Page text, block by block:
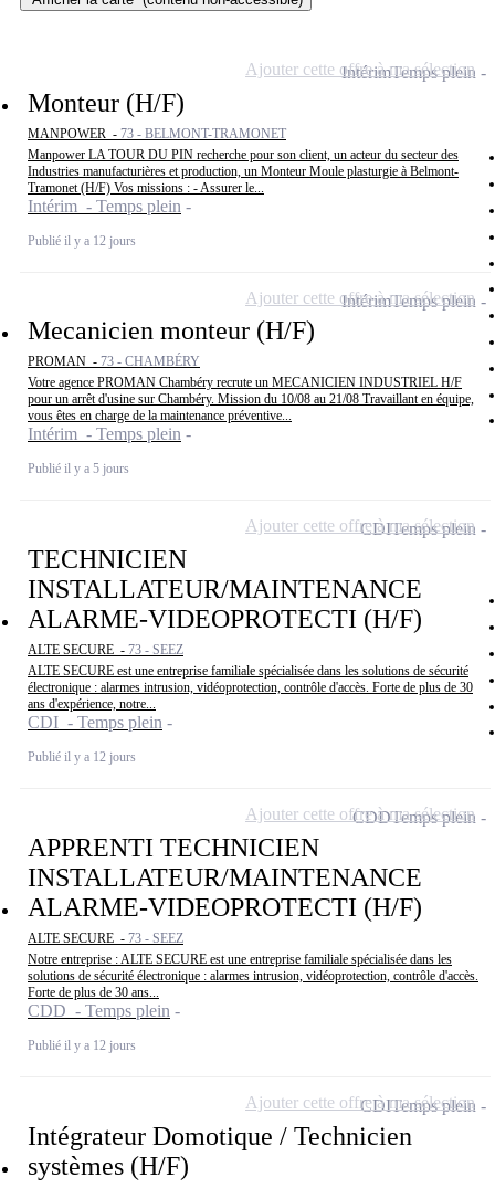
Monteur (H/F)
MANPOWER - 73 - BELMONT-TRAMONET
Manpower LA TOUR DU PIN recherche pour son client, un acteur du secteur des
Industries manufacturières et production, un Monteur Moule plasturgie à Belmont-
Tramonet (H/F) Vos missions : - Assurer le...
Intérim - Temps plein
Publié il y a 12 jours
IntérimTemps plein
Ajouter cette offre à ma sélection
Mecanicien monteur (H/F)
PROMAN - 73 - CHAMBÉRY
Votre agence PROMAN Chambéry recrute un MECANICIEN INDUSTRIEL H/F
pour un arrêt d'usine sur Chambéry. Mission du 10/08 au 21/08 Travaillant en équipe,
vous êtes en charge de la maintenance préventive...
Intérim - Temps plein
Publié il y a 5 jours
IntérimTemps plein
Ajouter cette offre à ma sélection
TECHNICIEN
INSTALLATEUR/MAINTENANCE
ALARME-VIDEOPROTECTI (H/F)
ALTE SECURE - 73 - SEEZ
ALTE SECURE est une entreprise familiale spécialisée dans les solutions de sécurité
électronique : alarmes intrusion, vidéoprotection, contrôle d'accès. Forte de plus de 30
ans d'expérience, notre...
CDI - Temps plein
Publié il y a 12 jours
CDITemps plein
Ajouter cette offre à ma sélection
APPRENTI TECHNICIEN
INSTALLATEUR/MAINTENANCE
ALARME-VIDEOPROTECTI (H/F)
ALTE SECURE - 73 - SEEZ
Notre entreprise : ALTE SECURE est une entreprise familiale spécialisée dans les
solutions de sécurité électronique : alarmes intrusion, vidéoprotection, contrôle d'accès.
Forte de plus de 30 ans...
CDD - Temps plein
Publié il y a 12 jours
CDDTemps plein
Ajouter cette offre à ma sélection
Intégrateur Domotique / Technicien
systèmes (H/F)
CDITemps plein
Ajouter cette offre à ma sélection